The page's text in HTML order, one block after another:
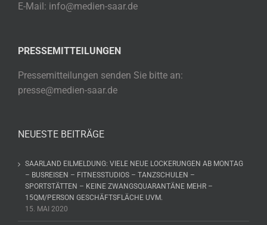
E-Mail: info@medien-saar.de
PRESSEMITTEILUNGEN
Pressemitteilungen senden Sie bitte an:
presse@medien-saar.de
NEUESTE BEITRÄGE
SAARLAND EILMELDUNG: VIELE NEUE LOCKERUNGEN AB MONTAG
– BUSREISEN – FITNESSTUDIOS – TANZSCHULEN –
SPORTSTÄTTEN – KEINE ZWANGSQUARANTÄNE MEHR –
15QM/PERSON GESCHÄFTSFLÄCHE UVM.
15. MAI 2020